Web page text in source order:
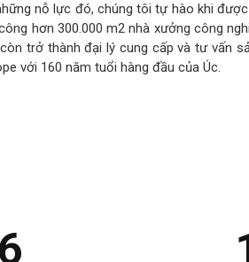
nỗ lực đó, chúng tôi tự hào khi
hơn 300.000 m2 nhà xưởng công
trở thành đại lý cung cấp và tư vấn
với 160 năm tuổi hàng đầu của Úc.
6